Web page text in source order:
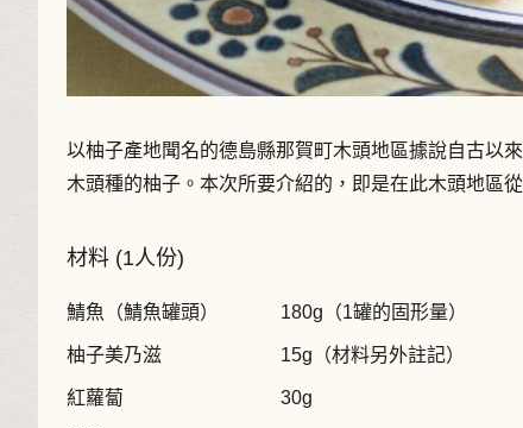
以柚子產地聞名的德島縣那賀町木頭地區據說自古以
木頭種的柚子。本次所要介紹的，即是在此木頭地區
材料 (1人份)
鯖魚（鯖魚罐頭） 180g（1罐的固形量）
柚子美乃滋 15g（材料另外註記）
紅蘿蔔 30g